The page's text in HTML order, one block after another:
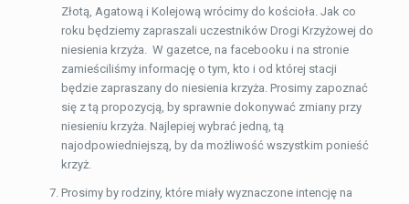
Złotą, Agatową i Kolejową wrócimy do kościoła. Jak co
roku będziemy zapraszali uczestników Drogi Krzyżowej do
niesienia krzyża. W gazetce, na facebooku i na stronie
zamieściliśmy informację o tym, kto i od której stacji
będzie zapraszany do niesienia krzyża. Prosimy zapoznać
się z tą propozycją, by sprawnie dokonywać zmiany przy
niesieniu krzyża. Najlepiej wybrać jedną, tą
najodpowiedniejszą, by da możliwość wszystkim ponieść
krzyż.
Prosimy by rodziny, które miały wyznaczone intencję na